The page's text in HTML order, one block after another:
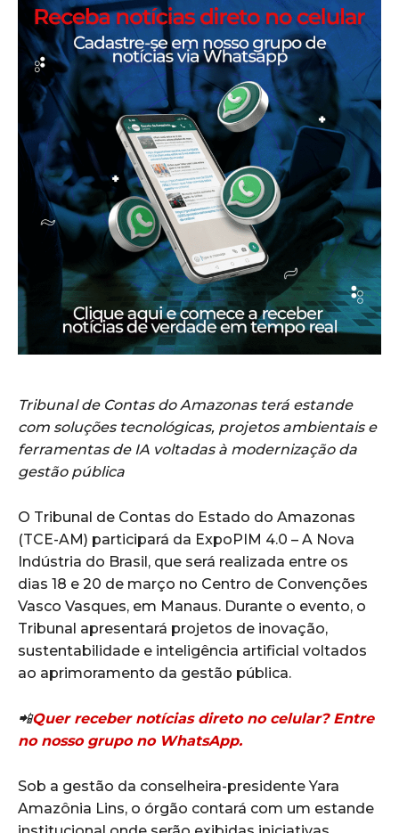
Tribunal de Contas do Amazonas terá estande
com soluções tecnológicas, projetos ambientais e
ferramentas de IA voltadas à modernização da
gestão pública
O Tribunal de Contas do Estado do Amazonas
(TCE-AM) participará da ExpoPIM 4.0 – A Nova
Indústria do Brasil , que será realizada entre os
dias 18 e 20 de março no Centro de Convenções
Vasco Vasques, em Manaus. Durante o evento, o
Tribunal apresentará projetos de inovação,
sustentabilidade e inteligência artificial voltados
ao aprimoramento da gestão pública.
📲Quer receber notícias direto no celular? Entre
no nosso grupo no WhatsApp.
Sob a gestão da conselheira-presidenteYara
Amazônia Lins, o órgão contará com um estande